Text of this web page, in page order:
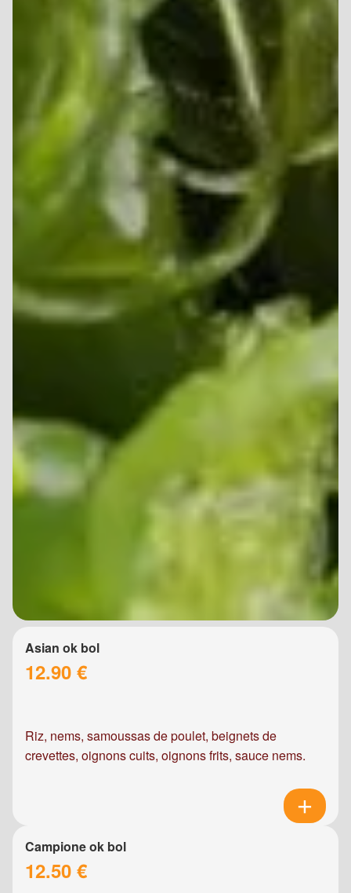
Asian ok bol
12.90 €
Riz, nems, samoussas de poulet, beignets de
crevettes, oignons cuits, oignons frits, sauce nems.
Campione ok bol
12.50 €